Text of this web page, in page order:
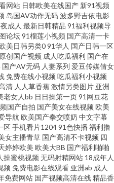
9色 69av福利 91永久在线免费 国产
韩艹逼 AV色导航 福利AV一区 韩国
生活社区 成人免费观看视频 后入妹妹
臀 超碰蝴蝶乐 豆花AV在视 国内精品
社区在线观看 久草黄色网 欧美人妖
婷热艹黑丝 男人和女人操国产 福利
频偷拍 91po豆花 超碰再线99 老司机
网站 日韩欧美在线国产 新91视频
岛国AV动作无码波多野吉依电影
成人 最新日韩精品 91福利视频导
论坛91榴莲小视频 国产高清一卡
美日韩另类091华人 国产日韩一区
创国产视频 成人吃瓜福利 国产在
国产AV无码 人妻系列 爱豆传媒倩女
免费在线小视频 吃瓜福利小视频
清 人人草香蕉激情另类图片 亚洲
老女人bb 日日操第一页91网豆花
国产自拍 国产美女在线视频 欧美
导航 欧美国产拳交喷奶 中文字幕
区手机看片120491色快播 福利撸
女主播青草 国产高清不卡视频 四
婷婷欧美 欧美大BB 国产福利啪啪
操蜜桃视频 无码射精网站 18成年人
频 免费电影在线观看 亚洲ab 成人
免费网站 国产视频高清在线精品香